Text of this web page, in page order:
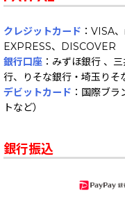
クレジットカード ：VISA
EXPRESS、DISCOVER
銀行口座 ：みずほ銀行 、
行、りそな銀行・埼玉りそ
デビットカード ：国際ブ
トなど）
銀行振込